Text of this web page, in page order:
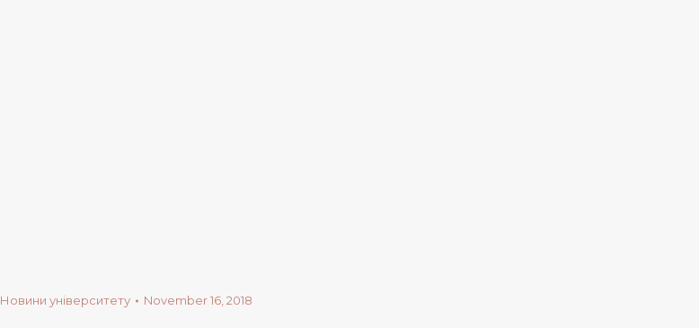
Новини університету November 16, 2018